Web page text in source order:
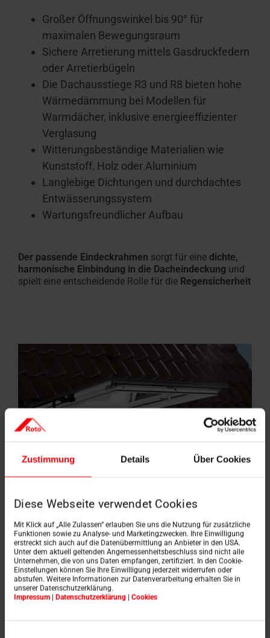
Zustimmung Details Über Cookies
Diese Webseite verwendet Cookies
Mit Klick auf „Alle Zulassen“ erlauben Sie uns die Nutzung für zusätzliche
Funktionen sowie zu Analyse- und Marketingzwecken. Ihre Einwilligung
erstreckt sich auch auf die Datenübermittlung an Anbieter in den USA.
Unter dem aktuell geltenden Angemessenheitsbeschluss sind nicht alle
Unternehmen, die von uns Daten empfangen, zertifiziert. In den Cookie-
Einstellungen können Sie Ihre Einwilligung jederzeit widerrufen oder
abstufen. Weitere Informationen zur Datenverarbeitung erhalten Sie in
unserer Datenschutzerklärung.
Impressum | Datenschutzerklärung | Cookies
Großer Öffnungswinkel bis 90° für
maximalen Bewegungsraum
Sichere Arretierung mittels Gasdruckfedern
oder Arretierbügeln
Die Dachausstiege R3 und R8 bieten hohe
Wärmedämmung bei Modellen für
Warmdächer, inklusive energieeffizienter
Verglasung
Witterungsbeständige Materialien wie
Kunststoff, Holz oder Aluminium
Langlebige Dichtungen und durchdachtes
Entwässerungssystem
Wartungsfreundlicher Aufbau
Der passende Eindeckrahmen sorgt für eine dichte,
harmonische Einbindung in die Dacheindeckung und
spielt eine entscheidende Rolle für die Regensicherheit
Sicherheit hat oberste